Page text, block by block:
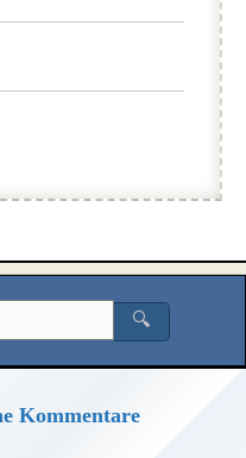
🔍
Kommentare